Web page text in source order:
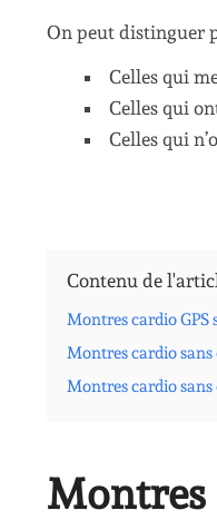
On peut distinguer
Celles qui
Celles qui
Celles qui
Contenu de
Montres cardio GPS
Montres cardio
Montres cardio
Montres